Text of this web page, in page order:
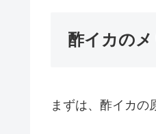
酢イカの
まずは、酢イカの